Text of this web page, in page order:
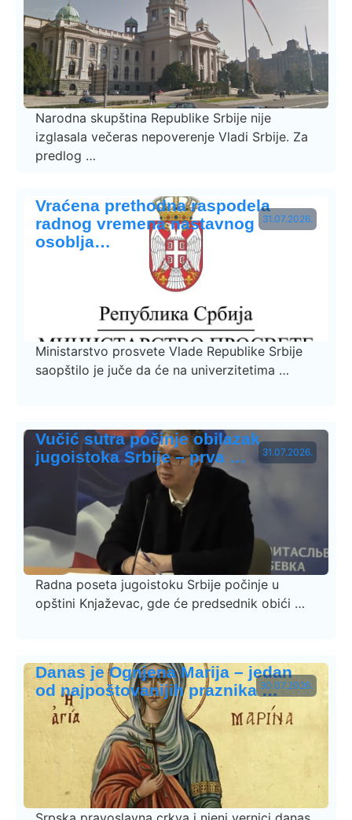
Narodna skupština Republike Srbije nije
izglasala večeras nepoverenje Vladi Srbije. Za
predlog …
31.07.2026.
Vraćena prethodna raspodela
radnog vremena nastavnog
osoblja…
Ministarstvo prosvete Vlade Republike Srbije
saopštilo je juče da će na univerzitetima …
31.07.2026.
Vučić sutra počinje obilazak
jugoistoka Srbije – prva …
Radna poseta jugoistoku Srbije počinje u
opštini Knjaževac, gde će predsednik obići …
30.07.2026.
Danas je Ognjena Marija – jedan
od najpoštovanijih praznika …